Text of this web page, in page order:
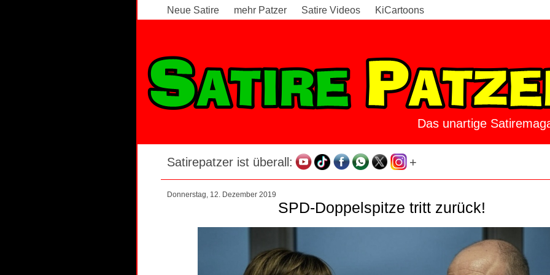
Neue Satire mehr Patzer Satire Videos KiCartoons
Das unartige
Satirepatzer ist überall: +
Donnerstag, 12. Dezember 2019
SPD-Doppelspitze tritt zurück!